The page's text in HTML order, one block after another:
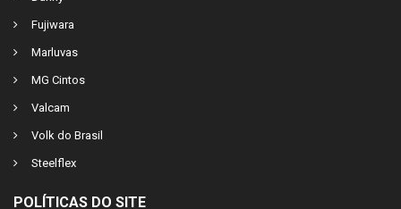
Fujiwara
Marluvas
MG Cintos
Valcam
Volk do Brasil
Steelflex
POLÍTICAS DO SITE